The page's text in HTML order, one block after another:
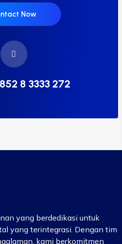
Now
8 3333 272
yang berdedikasi untuk
yang terintegrasi. Dengan tim
kami berkomitmen